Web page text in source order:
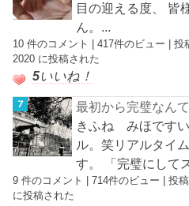
目の迎える度、 皆
ん。...
10 件のコメント |417件のビュー |投
2020 に投稿された
5いいね！
最初から完璧なん
きふね みほですい
ル。笑リアルタイ
す。 「完璧にして
9 件のコメント |714件のビュー |投
に投稿された